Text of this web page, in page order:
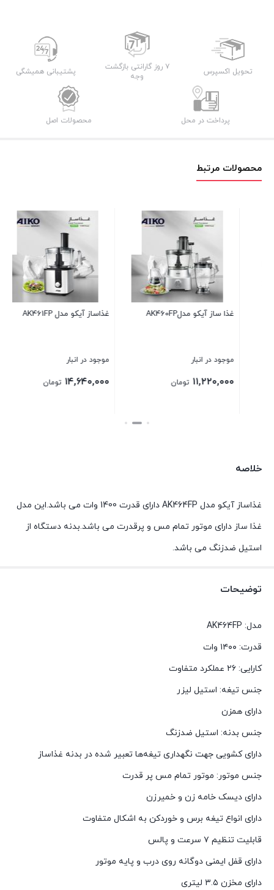
تحویل اکسپرس
۷ روز گارانتی بازگشت
وجه
پشتیبانی همیشگی
پرداخت در محل محصولات اصل
محصولات مرتبط
غذاساز آیکو مدل AK461FP
موجود در انبار
۱۴,۶۴۰,۰۰۰ تومان
غذاساز آیکو مدل AK462FP
موجود در انبار
۲۸,۰۰۰,۰۰۰ تومان
بستن
خلاصه
غذاساز آیکو مدل AK464FP دارای قدرت 1400 وات می باشد.این مدل
غذا ساز دارای موتور تمام مس و پرقدرت می باشد.بدنه دستگاه از
استیل ضدزنگ می باشد.
توضیحات
مدل: AK464FP
قدرت: ۱۴۰۰ وات
کارایی: ۲۶ عملکرد متفاوت
جنس تیغه: استیل لیزر
دارای همزن
جنس بدنه: استیل ضدزنگ
دارای کشویی جهت نگهداری تیغه‌ها تعبیر شده در بدنه غذاساز
جنس موتور: موتور تمام مس پر قدرت
دارای دیسک خامه زن و خمیرزن
دارای انواع تیغه برس و خوردکن به اشکال متفاوت
قابلیت تنظیم ۷ سرعت و پالس
دارای قفل ایمنی دوگانه روی درب و پایه موتور
دارای مخزن ۳.۵ لیتری